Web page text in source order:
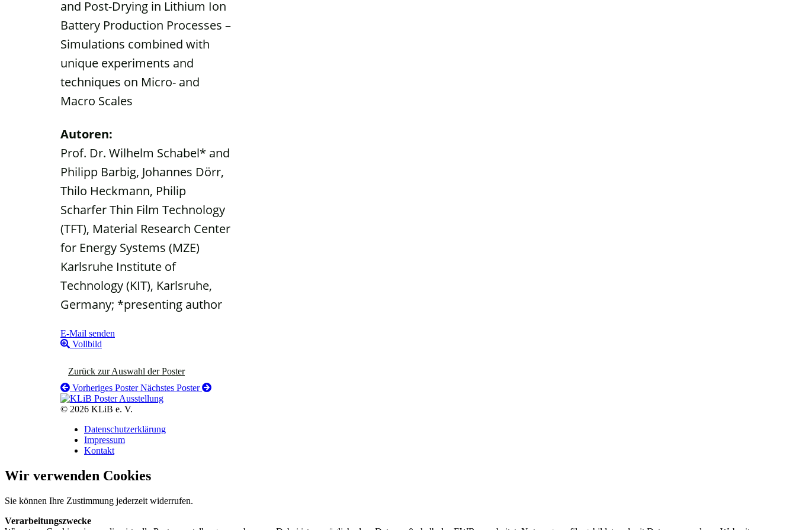
and Post-Drying in Lithium Ion
Battery Production Processes –
Simulations combined with
unique experiments and
techniques on Micro- and
Macro Scales
Autoren:
Prof. Dr. Wilhelm Schabel* and
Philipp Barbig, Johannes Dörr,
Thilo Heckmann, Philip
Scharfer Thin Film Technology
(TFT), Material Research Center
for Energy Systems (MZE)
Karlsruhe Institute of
Technology (KIT), Karlsruhe,
Germany; *presenting author
E-Mail senden
Vollbild
Zurück zur Auswahl der Poster
Vorheriges PosterNächstes Poster
© 2026 KLiB e. V.
Datenschutzerklärung
Impressum
Kontakt
Wir verwenden Cookies
Sie können Ihre Zustimmung jederzeit widerrufen.
Verarbeitungszwecke